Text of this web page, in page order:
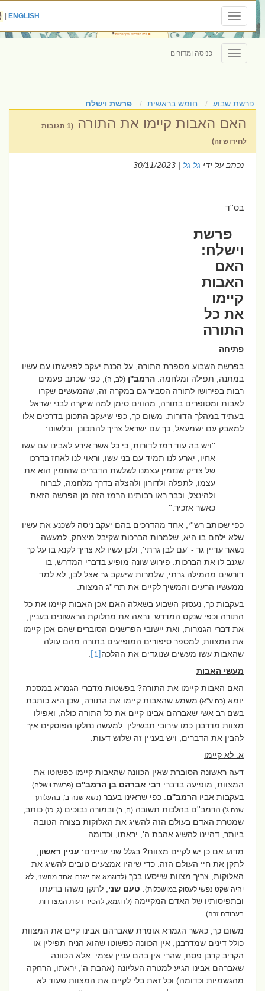
Toggle
navigation
ENGLISH
|
Toggle
navigation
כניסה ומדורים
פרשת שבוע חומש בראשית פרשת וישלח
האם האבות קיימו את התורה
(1 תגובות
לחידוש זה)
נכתב על ידיגל גל | 30/11/2023
בס''ד
פרשת
וישלח:
האם
האבות
קיימו
את כל
התורה
פתיחה
בפרשת השבוע מספרת התורה, על הכנת יעקב לפגישתו עם עשיו
במתנה, תפילה ומלחמה.הרמב''ן (לב, ה) , כפי שכתב פעמים
רבות בפירושו לתורה הסביר גם במקרה זה, שהמעשים שקרו
לאבות ומסופרים בתורה, מהווים סימן למה שיקרה לבני ישראל
בעתיד במהלך הדורות. משום כך, כפי שיעקב התכונן בדרכים אלו
למאבק עם ישמעאל, כך עם ישראל צריך להתכונן. ובלשונו:
''ויש בה עוד רמז לדורות, כי כל אשר אירע לאבינו עם עשו
אחיו, יארע לנו תמיד עם בני עשו, וראוי לנו לאחז בדרכו
של צדיק שנזמין עצמנו לשלשת הדברים שהזמין הוא את
עצמו, לתפלה ולדורון ולהצלה בדרך מלחמה, לברוח
ולהינצל, וכבר ראו רבותינו הרמז הזה מן הפרשה הזאת
כאשר אזכיר.''
כפי שכותב רש''י, אחד מהדרכים בהם יעקב ניסה לשכנע את עשיו
שלא ילחם בו היא, שלמרות הברכות שקיבל מיצחק, למעשה
נשאר עדיין גר - 'עם לבן גרתי', ולכן עשיו לא צריך לקנא בו על כך
שגנב לו את הברכות. פירוש שונה מופיע בדברי המדרש, בו
דורשים מהמילה גרתי, שלמרות שיעקב גר אצל לבן, לא למד
ממעשיו הרעים והמשיך לקיים את תרי''ג המצות.
בעקבות כך, נעסוק השבוע בשאלה האם אכן האבות קיימו את כל
התורה וכפי שנקט המדרש. נראה את מחלוקת הראשונים בעניין,
את דברי הגמרות, ואת יישובי הפרשנים הסוברים שהם אכן קיימו
את המצוות, למספר סיפורים המופיעים בתורה מהם עולה
שהאבות עשו מעשים שנוגדים את ההלכה[1]
.
מעשי האבות
האם האבות קיימו את התורה? בפשטות מדברי הגמרא במסכת
יומא(כח ע''א)משמע שהאבות קיימו את התורה, שכן היא כותבת
בשם רב אשי שאברהם אבינו קיים את כל התורה כולה, ואפילו
מצוות מדרבנן כמו עירובי תבשילין. למעשה נחלקו הפוסקים איך
להבין את הדברים, ויש בעניין זה שלוש דעות:
א. לא קיימו
דעה ראשונה הסוברת שאין הכוונה שהאבות קיימו כפשוטו את
המצוות, מופיעה בדברירבי אברהם בן הרמב''ם (פרשת וישלח)
בעקבות אביוהרמב''ם. כפי שראינו בעבר(נשא שנה ב', בהעלותך
שנה ג') הרמב''ם בהלכות תשובה(ח, ב) ובמורה נבוכים(ג, כז) כותב,
שמטרת האדם בעולם הזה להשיג את האלוקות בצורה הטובה
ביותר, דהיינו להשיג אהבת ה', יראתו, וכדומה.
מדוע אם כן יש לקיים מצוות? בגלל שני עניינים:עניין ראשון,
לתקן את חיי העולם הזה. כדי שיהיו אמצעים טובים להשיג את
האלוקות, צריך מצוות שייסעו בכך(לדוגמא אם ייגנבו אחד מהשני, לא
יהיה שקט נפשי לעסוק במושכלות).טעם שני, לתקן משהו בדעתו
ובתפיסותיו של האדם המקיימה(לדוגמא, להסיר דעות המצדדות
בעבודה זרה).
משום כך, כאשר הגמרא אומרת שאברהם אבינו קיים את המצוות
כולל דינים שמדרבנן, אין הכוונה כפשוטו שהוא הניח תפילין או
הקריב קרבן פסח, שהרי אין בהם עניין עצמי. אלא הכוונה
שאברהם אבינו הגיע למטרה העליונה (אהבת ה', יראתו, הרחקה
מהגשמיות וכדומה) וכל זאת בלי לקיים את המצוות שעוד לא